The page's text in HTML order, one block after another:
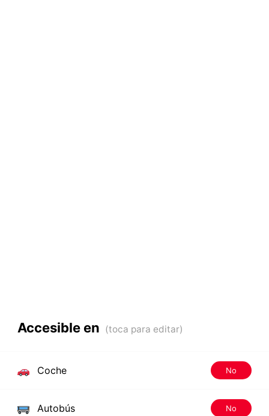
Accesible en
Coche No
Autobús No